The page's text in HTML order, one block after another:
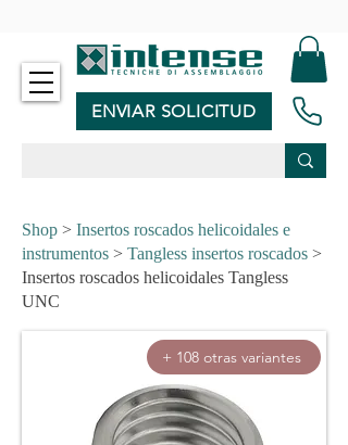
ENVIAR SOLICITUD
Shop > Insertos roscados helicoidales e
instrumentos > Tangless insertos roscados >
Insertos roscados helicoidales Tangless
UNC
+ 108 otras variantes